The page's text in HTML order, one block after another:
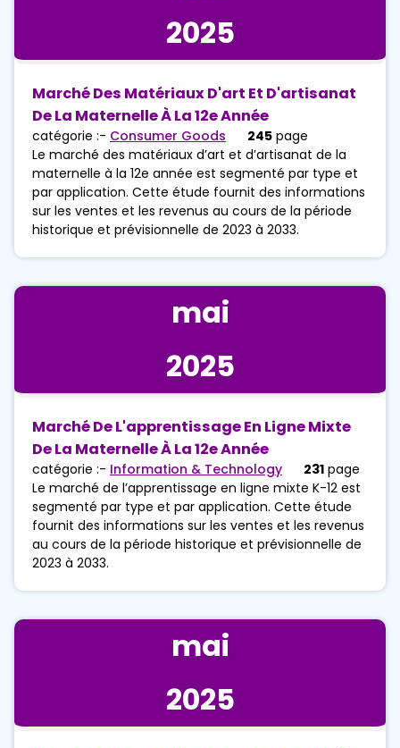
2025
Marché Des Matériaux D'art Et D'artisanat
De La Maternelle À La 12e Année
catégorie :- Consumer Goods 245 page
Le marché des matériaux d’art et d’artisanat de la
maternelle à la 12e année est segmenté par type et
par application. Cette étude fournit des informations
sur les ventes et les revenus au cours de la période
historique et prévisionnelle de 2023 à 2033.
mai
2025
Marché De L'apprentissage En Ligne Mixte
De La Maternelle À La 12e Année
catégorie :- Information & Technology 231 page
Le marché de l’apprentissage en ligne mixte K-12 est
segmenté par type et par application. Cette étude
fournit des informations sur les ventes et les revenus
au cours de la période historique et prévisionnelle de
2023 à 2033.
mai
2025